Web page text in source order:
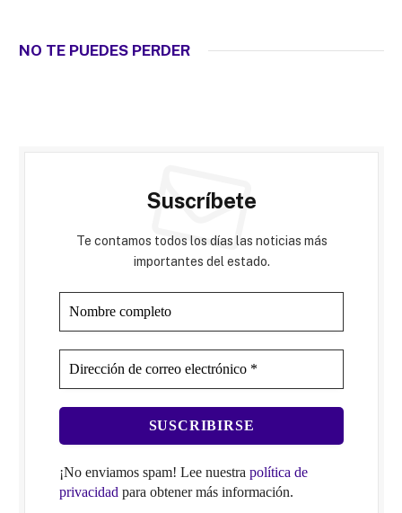
NO TE PUEDES PERDER
Suscríbete
Te contamos todos los días las noticias más
importantes del estado.
¡No enviamos spam! Lee nuestra política de
privacidad para obtener más información.